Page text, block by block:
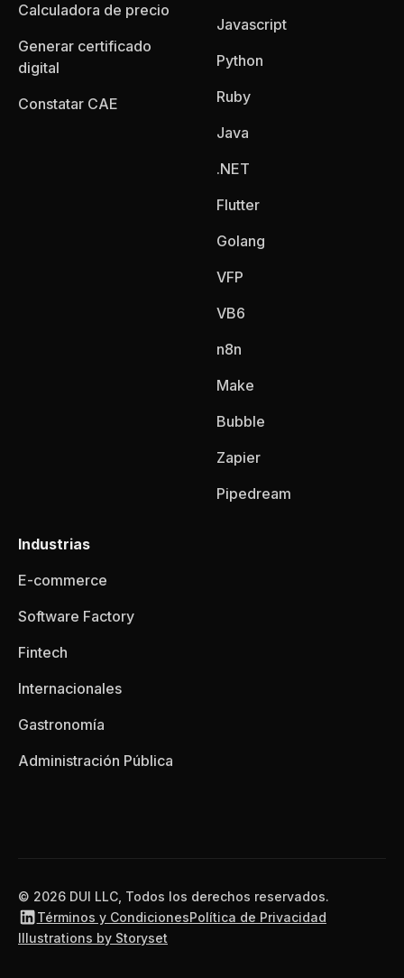
Calculadora de precio
Generar certificado
digital
Constatar CAE
Javascript
Python
Ruby
Java
.NET
Flutter
Golang
VFP
VB6
n8n
Make
Bubble
Zapier
Pipedream
Industrias
E-commerce
Software Factory
Fintech
Internacionales
Gastronomía
Administración Pública
© 2026 DUI LLC, Todos los derechos reservados.
Términos y CondicionesPolítica de Privacidad
Illustrations by Storyset